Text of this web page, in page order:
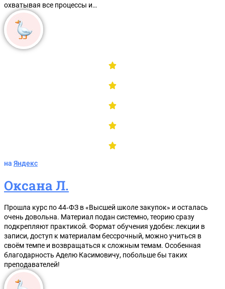
охватывая все процессы и…
на Яндекс
Оксана Л.
Прошла курс по 44‑ФЗ в «Высшей школе закупок» и осталась
очень довольна. Материал подан системно, теорию сразу
подкрепляют практикой. Формат обучения удобен: лекции в
записи, доступ к материалам бессрочный, можно учиться в
своём темпе и возвращаться к сложным темам. Особенная
благодарность Аделю Касимовичу, побольше бы таких
преподавателей!
Изменения в госзакупках 2025-2026